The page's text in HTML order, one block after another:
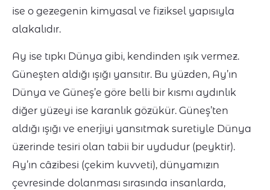
ise o gezegenin kimyasal ve fiziksel yapısıyla
alakalıdır.
Ay ise tıpkı Dünya gibi, kendinden ışık vermez.
Güneşten aldığı ışığı yansıtır. Bu yüzden, Ay’ın
Dünya ve Güneş’e göre belli bir kısmı aydınlık
diğer yüzeyi ise karanlık gözükür. Güneş’ten
aldığı ışığı ve enerjiyi yansıtmak suretiyle Dünya
üzerinde tesiri olan tabii bir uydudur (peyktir).
Ay’ın câzibesi (çekim kuvveti), dünyamızın
çevresinde dolanması sırasında insanlarda,